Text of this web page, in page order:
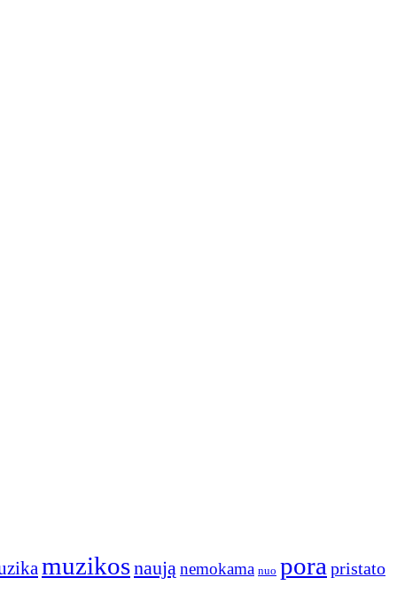
muzikosnaująnemokama nuo pora pristato